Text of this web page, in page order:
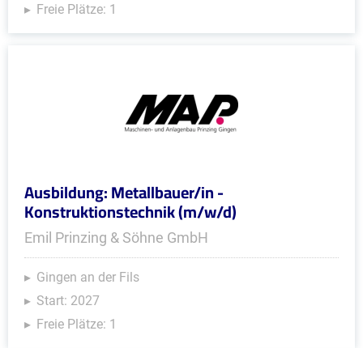
Freie Plätze: 1
Ausbildung: Metallbauer/in -
Konstruktionstechnik (m/w/d)
Emil Prinzing & Söhne GmbH
Gingen an der Fils
Start: 2027
Freie Plätze: 1